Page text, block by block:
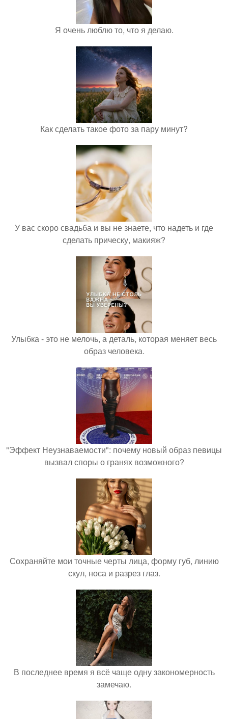
Я очень люблю то, что я делаю.
Как сделать такое фото за пару минут?
У вас скоро свадьба и вы не знаете, что надеть и где
сделать прическу, макияж?
Улыбка - это не мелочь, а деталь, которая меняет весь
образ человека.
"Эффект Неузнаваемости": почему новый образ певицы
вызвал споры о гранях возможного?
Сохраняйте мои точные черты лица, форму губ, линию
скул, носа и разрез глаз.
В последнее время я всё чаще одну закономерность
замечаю.